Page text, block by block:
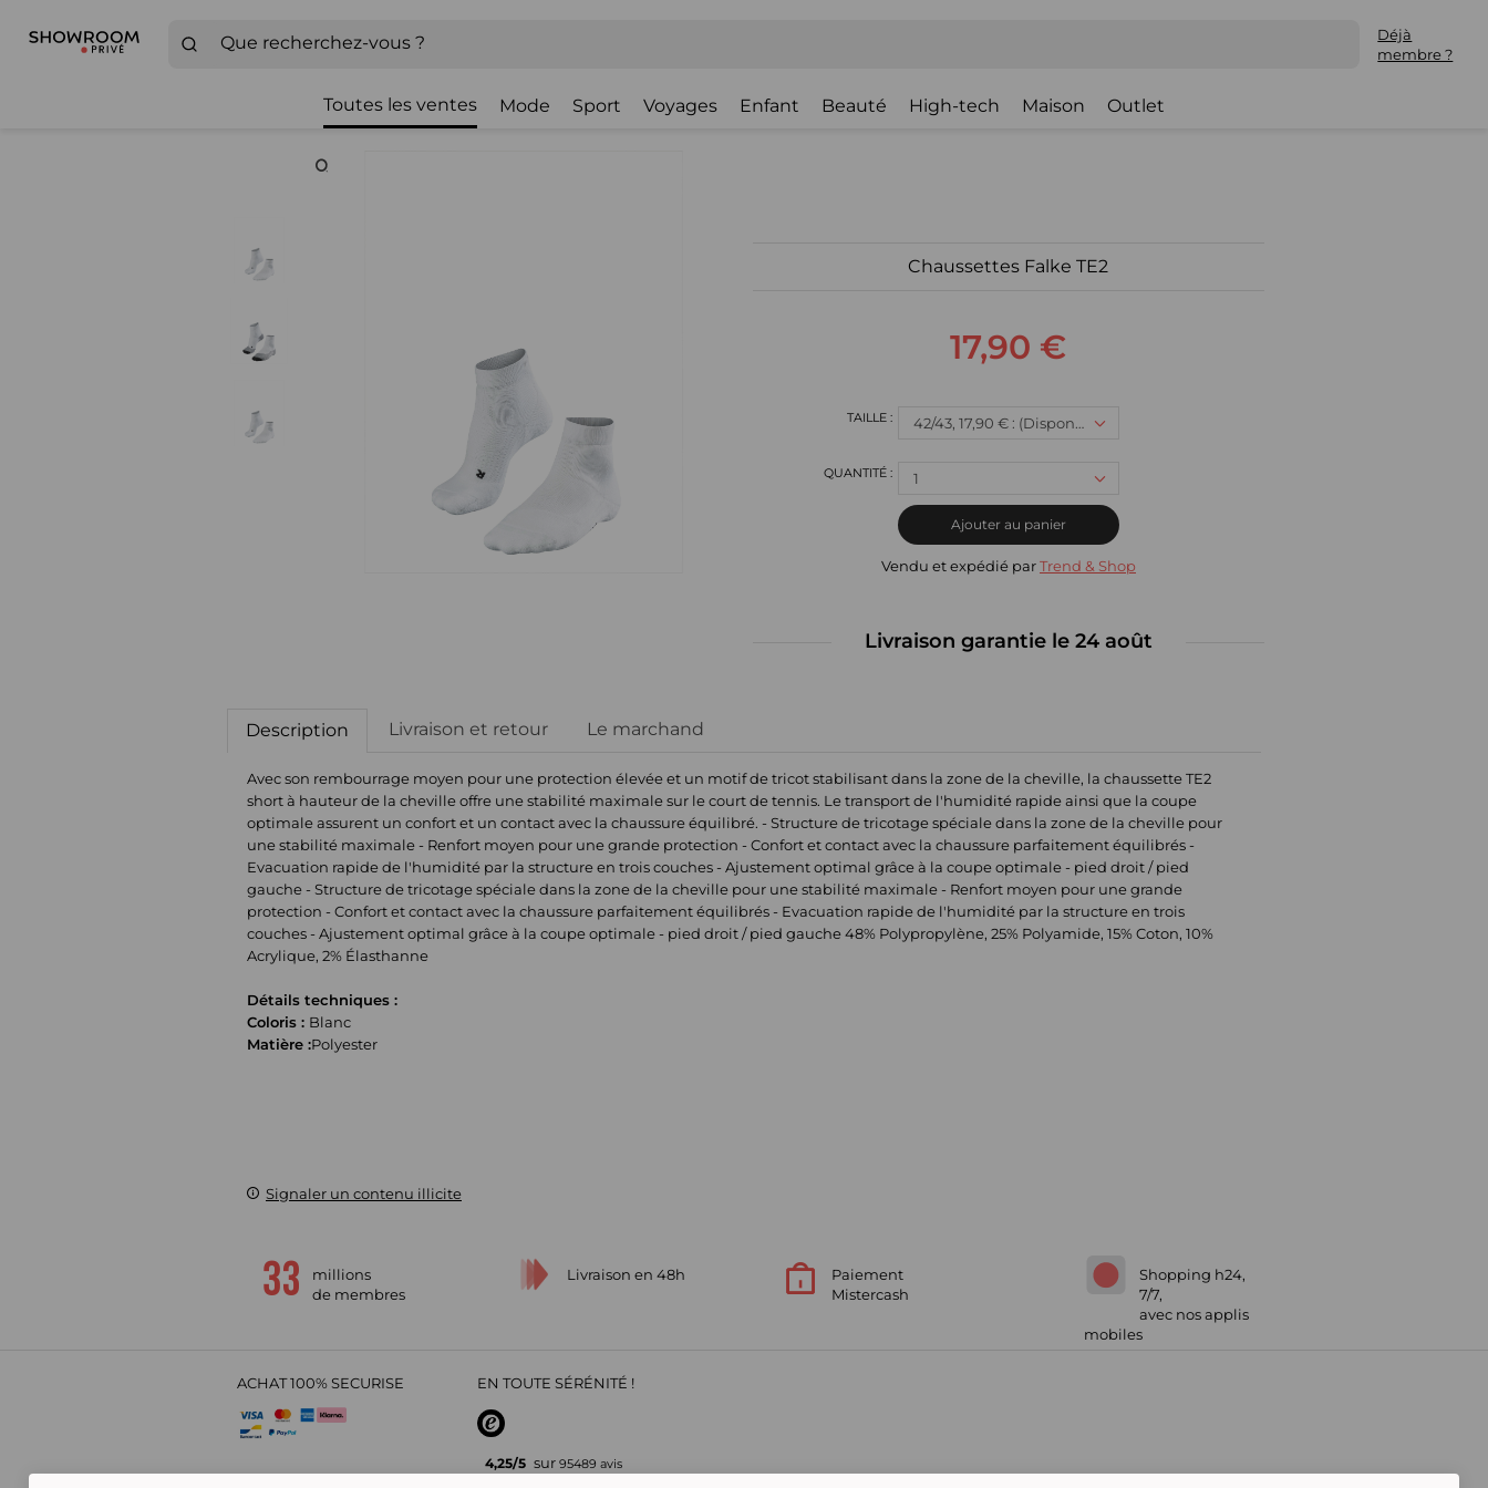
Déjà
membre ?
Toutes les ventes Mode Sport Voyages Enfant Beauté High-tech Maison Outlet
Chaussettes Falke TE2
17,90 €
42/43, 17,90 € : (Disponible)
1
Ajouter au panier
Vendu et expédié parTrend & Shop
Livraison garantie le 24 août
Description Livraison et retour Le marchand
Avec son rembourrage moyen pour une protection élevée et un motif de tricot stabilisant dans la zone de la cheville, la chaussette TE2
short à hauteur de la cheville offre une stabilité maximale sur le court de tennis. Le transport de l'humidité rapide ainsi que la coupe
optimale assurent un confort et un contact avec la chaussure équilibré. - Structure de tricotage spéciale dans la zone de la cheville pour
une stabilité maximale - Renfort moyen pour une grande protection - Confort et contact avec la chaussure parfaitement équilibrés -
Evacuation rapide de l'humidité par la structure en trois couches - Ajustement optimal grâce à la coupe optimale - pied droit / pied
gauche - Structure de tricotage spéciale dans la zone de la cheville pour une stabilité maximale - Renfort moyen pour une grande
protection - Confort et contact avec la chaussure parfaitement équilibrés - Evacuation rapide de l'humidité par la structure en trois
couches - Ajustement optimal grâce à la coupe optimale - pied droit / pied gauche 48% Polypropylène, 25% Polyamide, 15% Coton, 10%
Acrylique, 2% Élasthanne
Détails techniques :
Coloris : Blanc
Matière :Polyester
Signaler un contenu illicite
millions
de membres
Livraison en 48h
Paiement
Mistercash
Shopping h24,
7/7,
avec nos applis
mobiles
ACHAT 100% SECURISE EN TOUTE SÉRÉNITÉ !
4,25/5 sur 95489 avis